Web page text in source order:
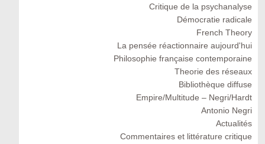
Critique de la psychanalyse
Démocratie radicale
French Theory
La pensée réactionnaire aujourd'hui
Philosophie française contemporaine
Theorie des réseaux
Bibliothèque diffuse
Empire/Multitude – Negri/Hardt
Antonio Negri
Actualités
Commentaires et littérature critique